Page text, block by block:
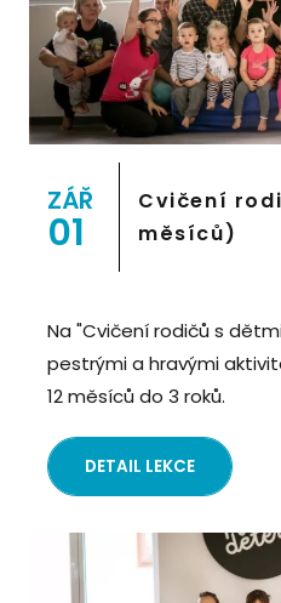
" alt="Cvičení pro děti
Prostor 8">
ZÁŘ
01
Cvičení
měsíců)
Na "Cvičení rodičů s
pestrými a hravými
12 měsíců do 3 roků.
DETAIL LEKCE